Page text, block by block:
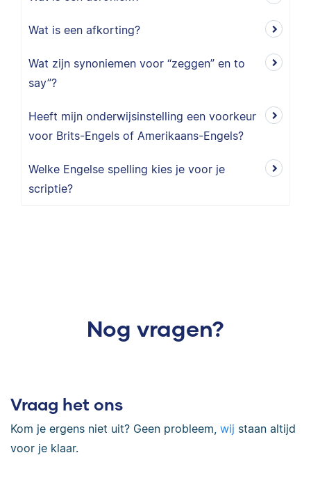
Wat is een afkorting?
Wat zijn synoniemen voor “zeggen” en to
say”?
Heeft mijn onderwijsinstelling een voorkeur
voor Brits-Engels of Amerikaans-Engels?
Welke Engelse spelling kies je voor je
scriptie?
Nog vragen?
Vraag het ons
Kom je ergens niet uit? Geen probleem, wij staan altijd
voor je klaar.